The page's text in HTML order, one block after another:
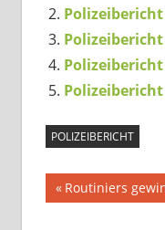
Polizeibericht
Polizeibericht
Polizeibericht
Polizeibericht
POLIZEIBERICHT
Vorheriger
Beitrag:
Routiniers